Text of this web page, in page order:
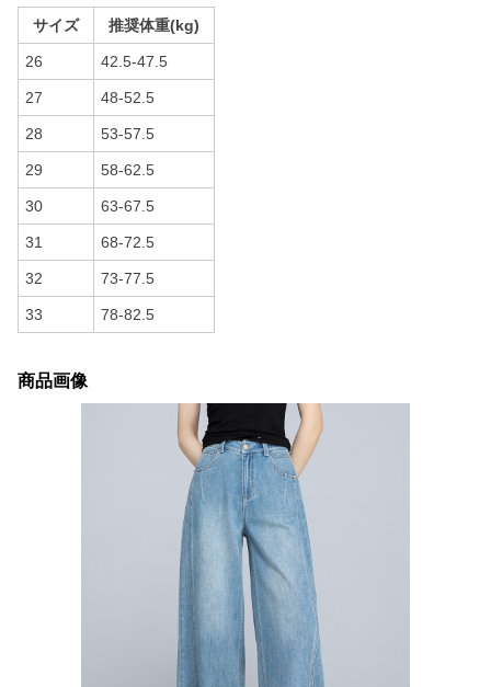
サイズ 推奨体重(kg)
26 42.5-47.5
27 48-52.5
28 53-57.5
29 58-62.5
30 63-67.5
31 68-72.5
32 73-77.5
33 78-82.5
商品画像